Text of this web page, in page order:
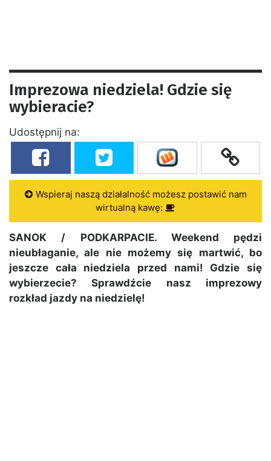
Imprezowa niedziela! Gdzie się
wybieracie?
Udostępnij na:
Wspieraj naszą działalność możesz postawić nam
wirtualną kawę:
SANOK / PODKARPACIE. Weekend pędzi
nieubłaganie, ale nie możemy się martwić, bo
jeszcze cała niedziela przed nami! Gdzie się
wybierzecie? Sprawdźcie nasz imprezowy
rozkład jazdy na niedzielę!